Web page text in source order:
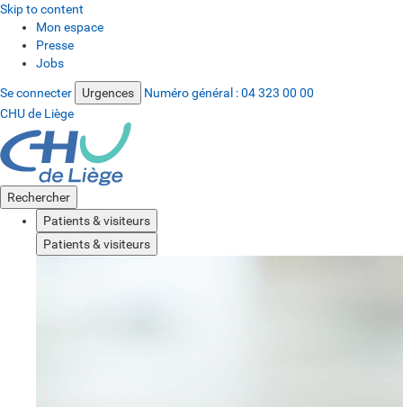
Skip to content
Mon espace
Presse
Jobs
Se connecter Urgences Numéro général :04 323 00 00
CHU de Liège
Rechercher
Patients & visiteurs
Patients & visiteurs